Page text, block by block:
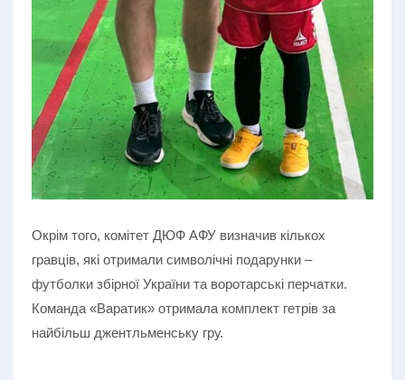
Окрім того, комітет ДЮФ АФУ визначив кількох
гравців, які отримали символічні подарунки –
футболки збірної України та воротарські перчатки.
Команда «Варатик» отримала комплект гетрів за
найбільш джентльменську гру.